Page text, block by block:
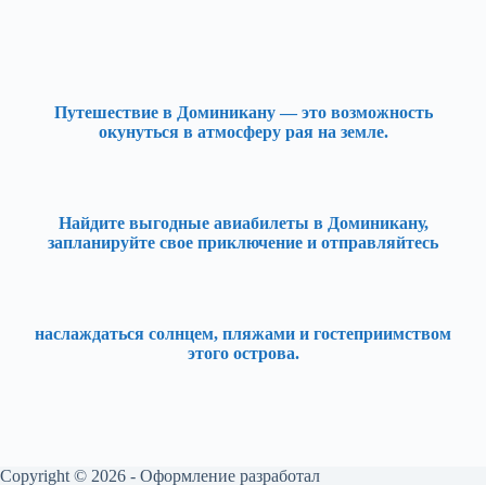
Путешествие в Доминикану — это возможность
окунуться в атмосферу рая на земле.
Найдите выгодные авиабилеты в Доминикану,
запланируйте свое приключение и отправляйтесь
наслаждаться солнцем, пляжами и гостеприимством
этого острова.
Copyright © 2026 - Оформление разработал